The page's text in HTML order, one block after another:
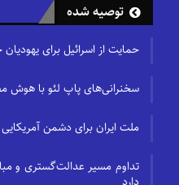
توصیه شده
حمایت از اسرائیل برای
سخنرانی‌های پاپ لئو با هوش
ملت ایران برای دشمن
تداوم مسیر عدالت‌گستری و